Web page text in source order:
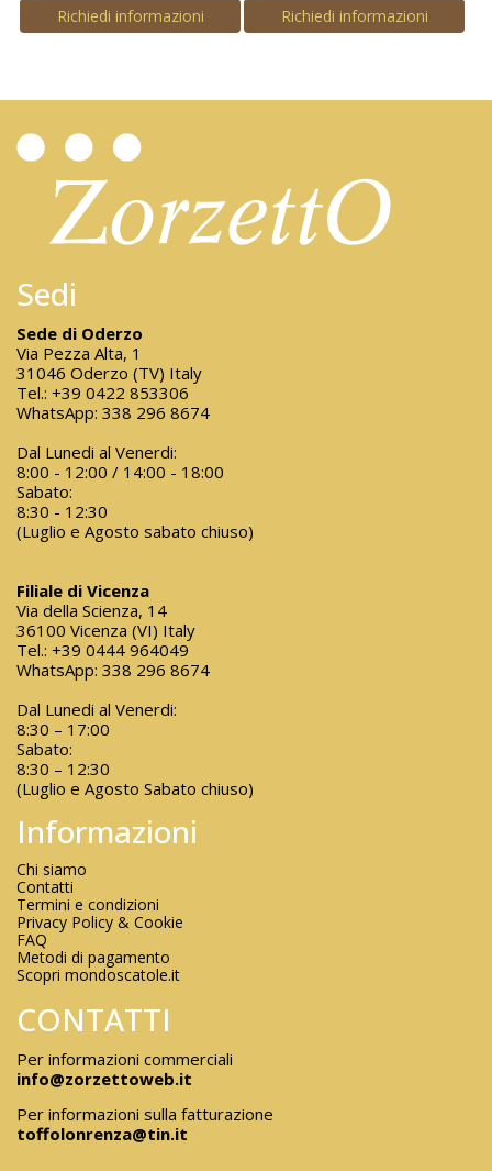
Richiedi informazioni Richiedi informazioni
Sedi
Sede di Oderzo
Via Pezza Alta, 1
31046 Oderzo (TV) Italy
Tel.: +39 0422 853306
WhatsApp: 338 296 8674
Dal Lunedi al Venerdi:
8:00 - 12:00 / 14:00 - 18:00
Sabato:
8:30 - 12:30
(Luglio e Agosto sabato chiuso)
Filiale di Vicenza
Via della Scienza, 14
36100 Vicenza (VI) Italy
Tel.: +39 0444 964049
WhatsApp: 338 296 8674
Dal Lunedi al Venerdi:
8:30 – 17:00
Sabato:
8:30 – 12:30
(Luglio e Agosto Sabato chiuso)
Informazioni
Chi siamo
Contatti
Termini e condizioni
Privacy Policy & Cookie
FAQ
Metodi di pagamento
Scopri mondoscatole.it
CONTATTI
Per informazioni commerciali
info@zorzettoweb.it
Per informazioni sulla fatturazione
toffolonrenza@tin.it